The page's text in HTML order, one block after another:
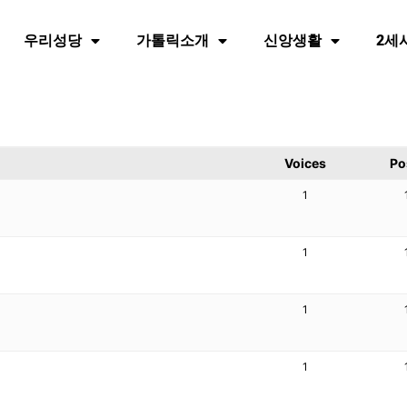
우리성당 가톨릭소개 신앙생활 2세
Voices
1 1
1 1
1 1
1 1